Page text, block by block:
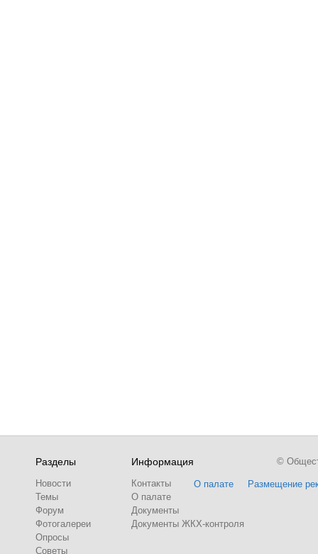
Разделы
Новости
Темы
Форум
Фотогалереи
Опросы
Советы
Информация
Контакты
О палате
Документы
Документы ЖКХ-контроля
О палате Размещение
©